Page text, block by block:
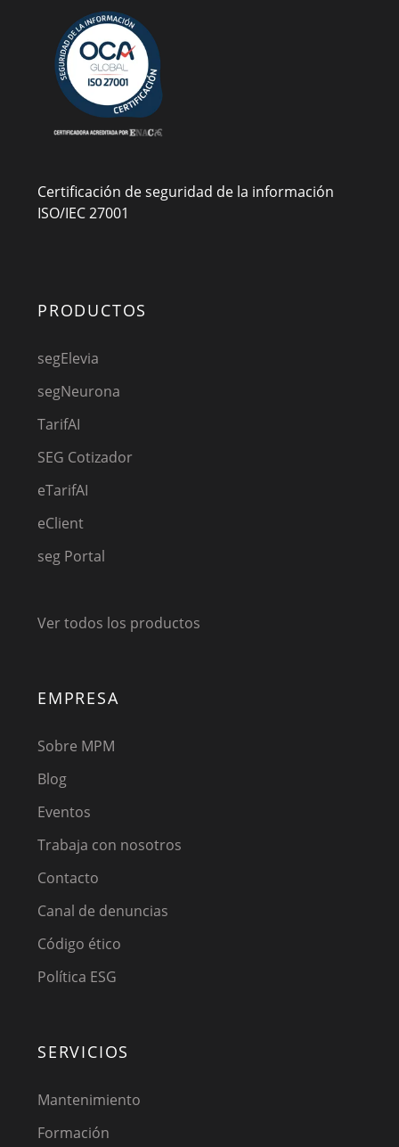
Certificación de seguridad de la información
ISO/IEC 27001
PRODUCTOS
segElevia
segNeurona
TarifAI
SEG Cotizador
eTarifAI
eClient
seg Portal
Ver todos los productos
EMPRESA
Sobre MPM
Blog
Eventos
Trabaja con nosotros
Contacto
Canal de denuncias
Código ético
Política ESG
SERVICIOS
Mantenimiento
Formación